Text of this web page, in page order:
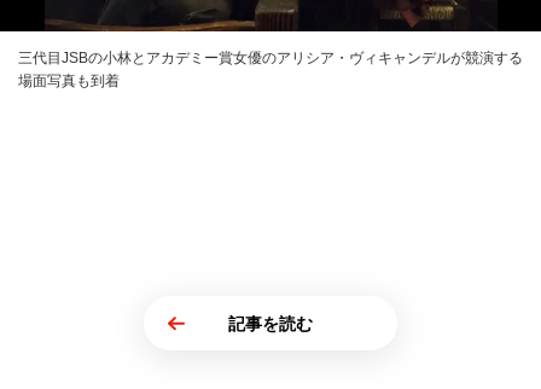
三代目JSBの小林とアカデミー賞女優のアリシア・ヴィキャンデルが競演する
場面写真も到着
記事を読む